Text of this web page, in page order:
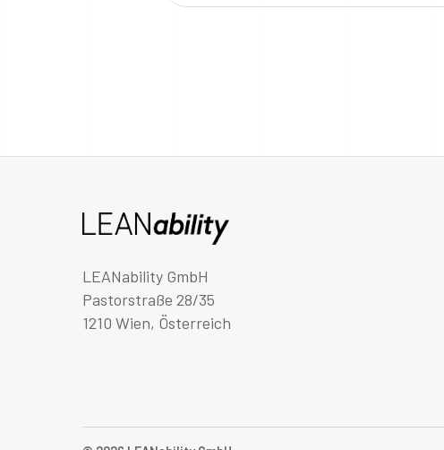
LEANability GmbH
Pastorstraße 28/35
1210 Wien, Österreich